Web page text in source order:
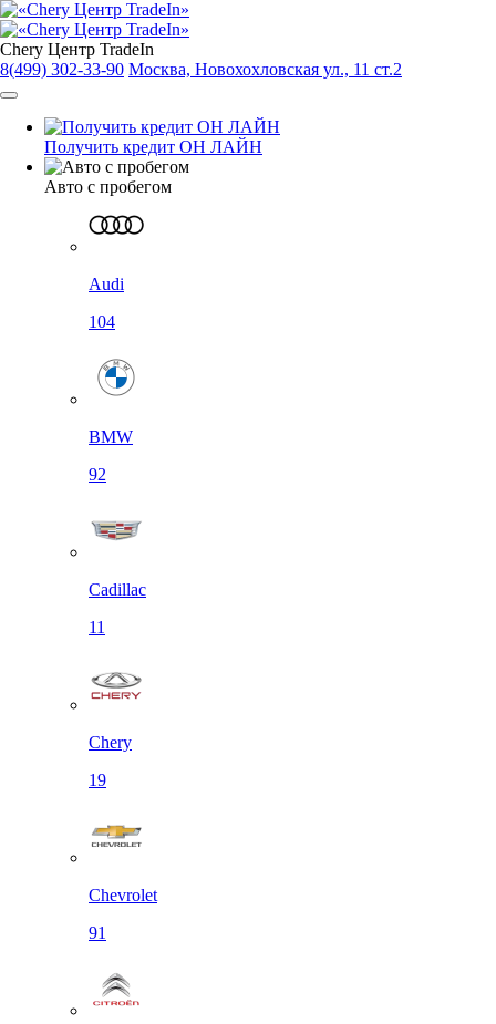
Chery Центр TradeIn
8(499) 302-33-90 Москва, Новохохловская ул., 11 ст.2
Получить кредит ОН ЛАЙН
Авто с пробегом
Audi
104
BMW
92
Cadillac
11
Chery
19
Chevrolet
91